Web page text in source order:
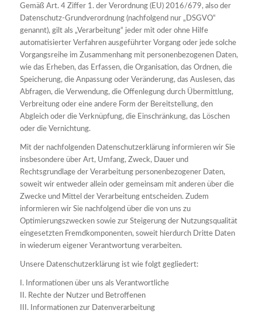
Gemäß Art. 4 Ziffer 1. der Verordnung (EU) 2016/679, also der
Datenschutz-Grundverordnung (nachfolgend nur „DSGVO“
genannt), gilt als „Verarbeitung“ jeder mit oder ohne Hilfe
automatisierter Verfahren ausgeführter Vorgang oder jede solche
Vorgangsreihe im Zusammenhang mit personenbezogenen Daten,
wie das Erheben, das Erfassen, die Organisation, das Ordnen, die
Speicherung, die Anpassung oder Veränderung, das Auslesen, das
Abfragen, die Verwendung, die Offenlegung durch Übermittlung,
Verbreitung oder eine andere Form der Bereitstellung, den
Abgleich oder die Verknüpfung, die Einschränkung, das Löschen
oder die Vernichtung.
Mit der nachfolgenden Datenschutzerklärung informieren wir Sie
insbesondere über Art, Umfang, Zweck, Dauer und
Rechtsgrundlage der Verarbeitung personenbezogener Daten,
soweit wir entweder allein oder gemeinsam mit anderen über die
Zwecke und Mittel der Verarbeitung entscheiden. Zudem
informieren wir Sie nachfolgend über die von uns zu
Optimierungszwecken sowie zur Steigerung der Nutzungsqualität
eingesetzten Fremdkomponenten, soweit hierdurch Dritte Daten
in wiederum eigener Verantwortung verarbeiten.
Unsere Datenschutzerklärung ist wie folgt gegliedert:
I. Informationen über uns als Verantwortliche
II. Rechte der Nutzer und Betroffenen
III. Informationen zur Datenverarbeitung